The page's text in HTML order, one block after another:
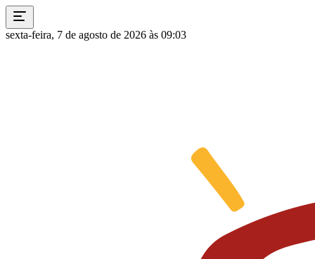
sexta-feira, 7 de agosto de 2026 às 09:03